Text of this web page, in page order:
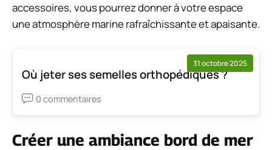
accessoires, vous pourrez donner à votre espace
une atmosphère marine rafraîchissante et apaisante.
31 octobre 2025
Où jeter ses semelles orthopédiques ?
0 commentaires
Créer une ambiance bord de mer